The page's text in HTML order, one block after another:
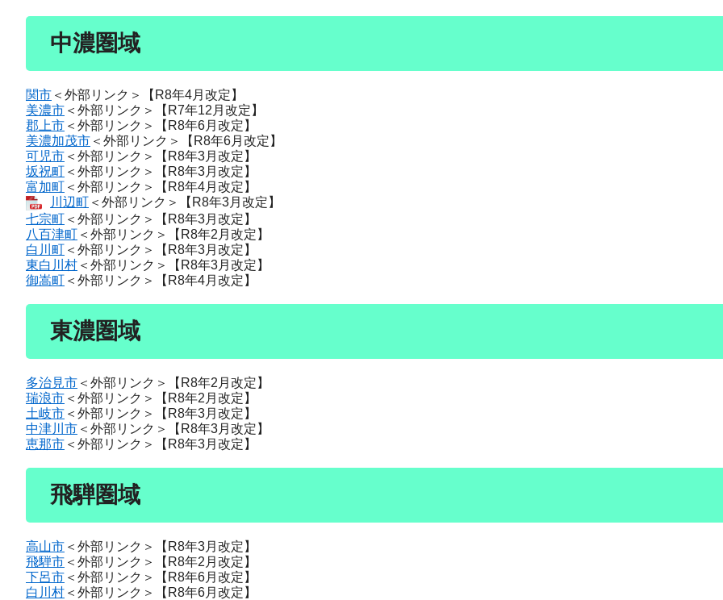
中濃圏域
関市 ＜外部リンク＞
【R8年4月改定】
美濃市 ＜外部リンク＞
【R7年12月改定】
郡上市 ＜外部リンク＞
【R8年6月改定】
美濃加茂市 ＜外部リンク＞
【R8年6月改定】
可児市 ＜外部リンク＞
【R8年3月改定】
坂祝町 ＜外部リンク＞
【R8年3月改定】
富加町 ＜外部リンク＞
【R8年4月改定】
川辺町 ＜外部リンク＞
【R8年3月改定】
七宗町 ＜外部リンク＞
【R8年3月改定】
八百津町 ＜外部リンク＞
【R8年2月改定】
白川町 ＜外部リンク＞
【R8年3月改定】
東白川村 ＜外部リンク＞
【R8年3月改定】
御嵩町 ＜外部リンク＞ 【R8年4月改定】
東濃圏域
多治見市 ＜外部リンク＞
【R8年2月改定】
瑞浪市 ＜外部リンク＞
【R8年2月改定】
土岐市 ＜外部リンク＞
【R8年3月改定】
中津川市 ＜外部リンク＞
【R8年3月改定】
恵那市 ＜外部リンク＞ 【R8年3月改定】
飛騨圏域
高山市 ＜外部リンク＞
【R8年3月改定】
飛騨市 ＜外部リンク＞
【R8年2月改定】
下呂市 ＜外部リンク＞
【R8年6月改定】
白川村 ＜外部リンク＞ 【R8年6月改定】